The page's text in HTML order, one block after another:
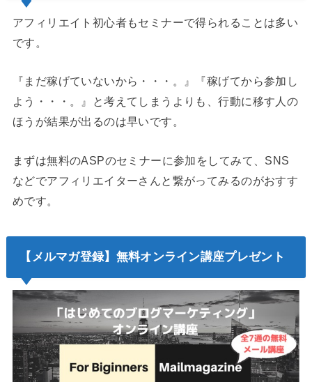
アフィリエイト初心者もセミナーで得られることは多い
です。
『まだ稼げていないから・・・。』『稼げてから参加し
よう・・・。』と考えてしまうよりも、行動に移す人の
ほうが結果が出るのは早いです。
まずは無料のASPのセミナーに参加をしてみて、SNS
などでアフィリエイターさんと繋がってみるのがおすす
めです。
【メルマガ登録】無料オンライン講座プレゼント